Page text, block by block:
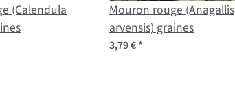
(Calendula
Mouron rouge (Anagallis
arvensis) graines
3,79 €*